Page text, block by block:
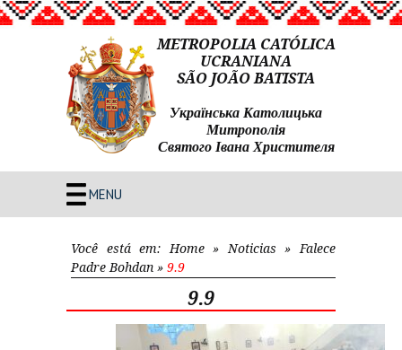
METROPOLIA CATÓLICA
UCRANIANA
SÃO JOÃO BATISTA
Українська Католицька
Митрополія
Святого Івана Христителя
MENU
Você está em: Home» Noticias » Falece
Padre Bohdan » 9.9
9.9